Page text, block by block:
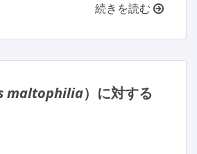
続きを読む
maltophilia）に対する